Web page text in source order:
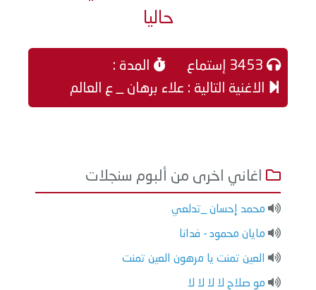
حاليا
المدة :
الاغنية التالية : علاء برهان _ ع العالم
اغاني اخرى من ألبوم سنجلات
محمد إحسان _تدلعي
مايان محمود - فدانا
العين تمنت يا مرهون العين تمنت
مو صلاح لا لا لا لا